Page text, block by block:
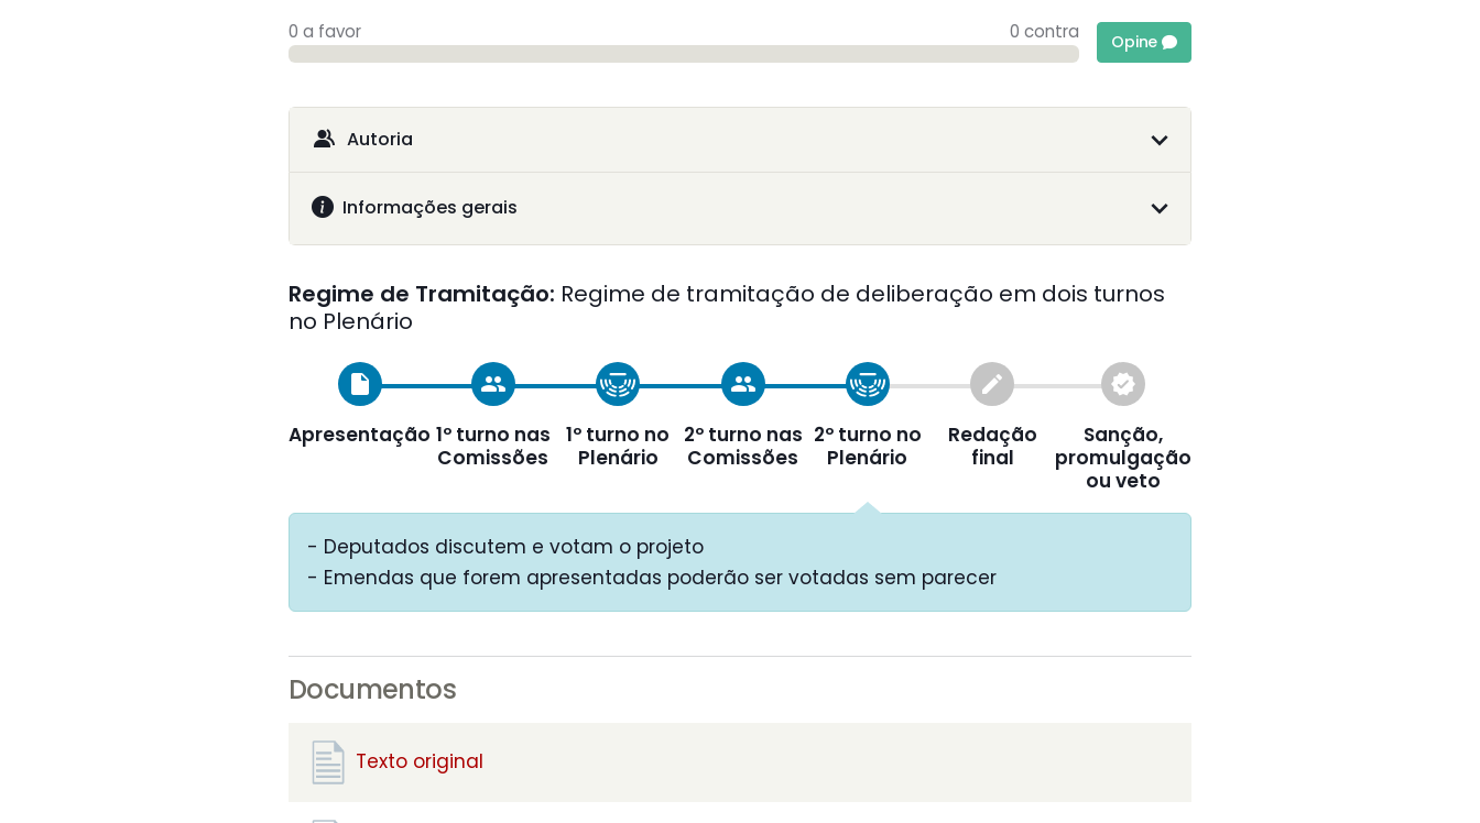
0 a favor 0 contra Opine
Autoria
Informações gerais
Regime de Tramitação: Regime de tramitação de deliberação em dois turnos
no Plenário
insert_drive_file
Apresentação
group
1º turno nas
Comissões
1º turno no
Plenário
group
2º turno nas
Comissões
2º turno no
Plenário
create
Redação
final
verified
Sanção,
promulgação
ou veto
- Deputados discutem e votam o projeto
- Emendas que forem apresentadas poderão ser votadas sem parecer
Documentos
Texto original